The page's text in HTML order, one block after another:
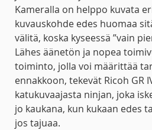
Kameralla on helppo kuvata
kuvauskohde edes huomaa
välitä, koska kyseessä ”vain
Lähes äänetön ja nopea
toiminto, jolla voi määrittää
ennakkoon, tekevät Ricoh GR
katukuvaajasta ninjan, joka
jo kaukana, kun kukaan edes
jos tajuaa.